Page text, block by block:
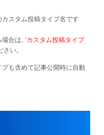
スタム投稿タイプ名です
合は, ‘カスタム投稿タイプ
い。
も含めて記事公開時に自動